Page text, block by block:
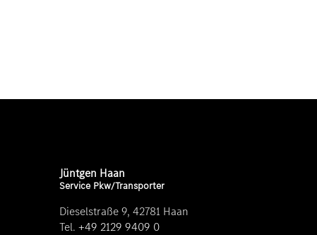
Jüntgen Haan
Service Pkw/Transporter
Dieselstraße 9, 42781 Haan
Tel. +49 2129 9409 0